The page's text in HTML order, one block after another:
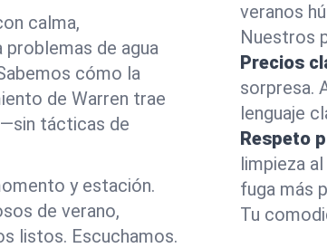
calma,
de agua
cómo la
de Warren trae
tácticas de
y estación.
de verano,
listos. Escuchamos.
veranos
Nuestros
Precios
sorpresa.
lenguaje
Respeto
limpieza
fuga más
Tu